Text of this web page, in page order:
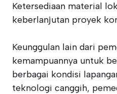
Ketersediaan material
keberlanjutan proyek
Keunggulan lain dari
kemampuannya untuk
berbagai kondisi
teknologi canggih,